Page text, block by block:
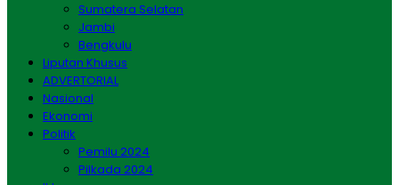
Sumatera Selatan
Jambi
Bengkulu
Liputan Khusus
ADVERTORIAL
Nasional
Ekonomi
Politik
Pemilu 2024
Pilkada 2024